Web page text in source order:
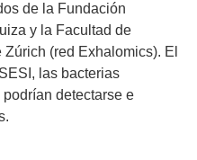
de la Fundación
y la Facultad de
(red Exhalomics). El
las bacterias
detectarse e